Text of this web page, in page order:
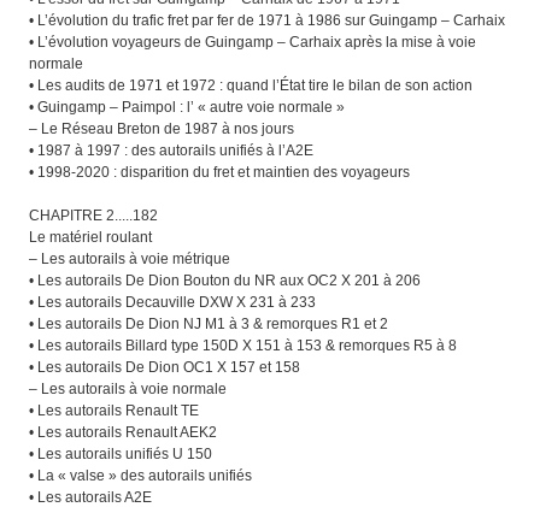
• L’évolution du trafic fret par fer de 1971 à 1986 sur Guingamp – Carhaix
• L’évolution voyageurs de Guingamp – Carhaix après la mise à voie
normale
• Les audits de 1971 et 1972 : quand l’État tire le bilan de son action
• Guingamp – Paimpol : l’ « autre voie normale »
– Le Réseau Breton de 1987 à nos jours
• 1987 à 1997 : des autorails unifiés à l’A2E
• 1998-2020 : disparition du fret et maintien des voyageurs
CHAPITRE 2.....182
Le matériel roulant
– Les autorails à voie métrique
• Les autorails De Dion Bouton du NR aux OC2 X 201 à 206
• Les autorails Decauville DXW X 231 à 233
• Les autorails De Dion NJ M1 à 3 & remorques R1 et 2
• Les autorails Billard type 150D X 151 à 153 & remorques R5 à 8
• Les autorails De Dion OC1 X 157 et 158
– Les autorails à voie normale
• Les autorails Renault TE
• Les autorails Renault AEK2
• Les autorails unifiés U 150
• La « valse » des autorails unifiés
• Les autorails A2E